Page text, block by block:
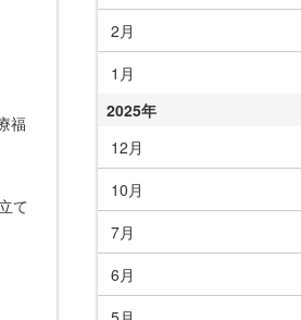
福
て
2月
1月
2025年
12月
10月
7月
6月